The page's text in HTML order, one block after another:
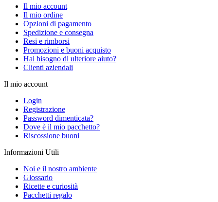
Il mio account
Il mio ordine
Opzioni di pagamento
Spedizione e consegna
Resi e rimborsi
Promozioni e buoni acquisto
Hai bisogno di ulteriore aiuto?
Clienti aziendali
Il mio account
Login
Registrazione
Password dimenticata?
Dove è il mio pacchetto?
Riscossione buoni
Informazioni Utili
Noi e il nostro ambiente
Glossario
Ricette e curiosità
Pacchetti regalo